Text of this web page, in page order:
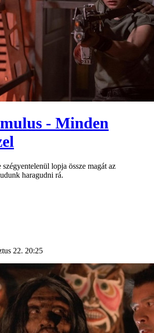
- Minden
lopja össze magát az
haragudni rá.
22. 20:25